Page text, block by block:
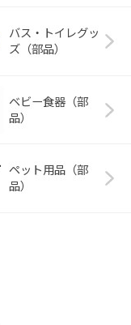
バス・トイレグッ
ズ（部品）
ベビー食器（部
品）
ペット用品（部
品）